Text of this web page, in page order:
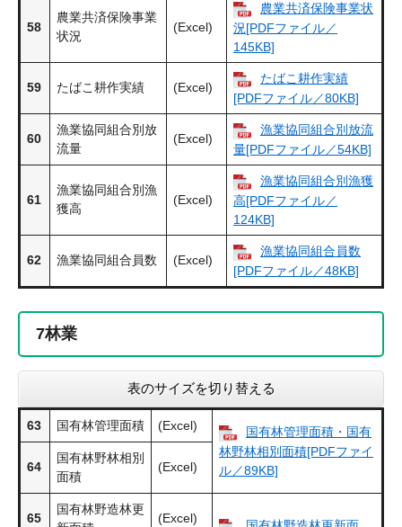
58
農業共済保険事業
状況
(Excel)
農業共済保険事業状
況[PDFファイル／
145KB]
59 たばこ耕作実績 (Excel)
たばこ耕作実績
[PDFファイル／80KB]
60
漁業協同組合別放
流量
(Excel)
漁業協同組合別放流
量[PDFファイル／54KB]
61
漁業協同組合別漁
獲高
(Excel)
漁業協同組合別漁獲
高[PDFファイル／
124KB]
62 漁業協同組合員数 (Excel)
漁業協同組合員数
[PDFファイル／48KB]
7林業
表のサイズを切り替える
63 国有林管理面積 (Excel)
国有林管理面積・国有
林野林相別面積[PDFファイ
ル／89KB]
64
国有林野林相別
面積
(Excel)
65
国有林野造林更
(Excel)